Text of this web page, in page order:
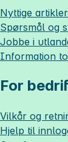
Nyttige
Spørsmål og
Jobbe i
Information
For
Vilkår og
Hjelp til